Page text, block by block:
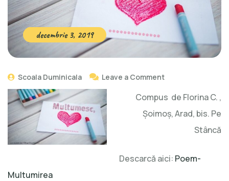
decembrie 3, 2019
Scoala Duminicala Leave a Commenton
–
Mulțumirea
Compus de Florina C. ,
Șoimoș, Arad, bis. Pe
Stâncă
Descarcă aici: Poem-
Multumirea